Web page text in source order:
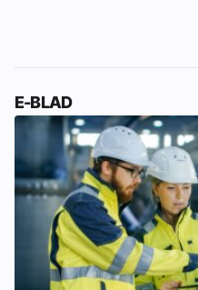
E-BLAD